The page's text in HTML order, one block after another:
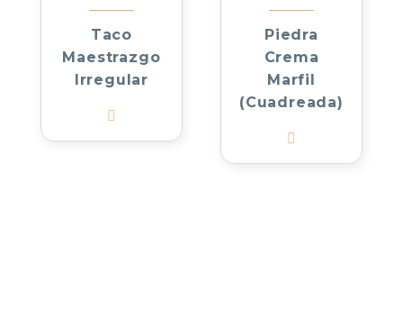
Taco
Maestrazgo
Irregular
Piedra
Crema
Marfil
(Cuadreada)